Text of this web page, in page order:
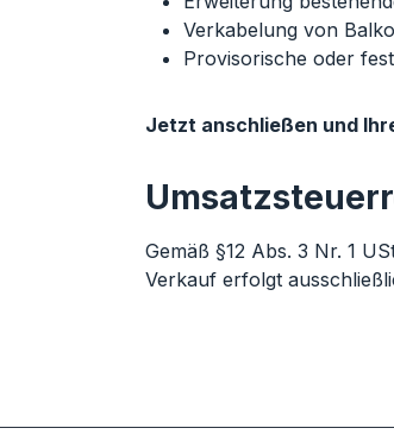
Verkabelung von
Provisorische oder
Jetzt anschließen und
Gemäß §12 Abs. 3 Nr. 1
Verkauf erfolgt